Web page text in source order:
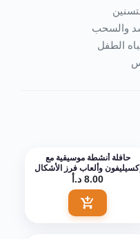
والسحب
حافلة أنشطة موسيقية مع
إكسيليفون وألعاب فرز الأشكال
8.00 د.أ
اضف الى السلة